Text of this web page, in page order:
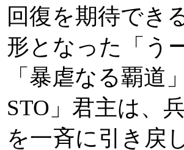
回復を期待でき
形となった「う
「暴虐なる覇道
STO」君主は、
を一斉に引き戻